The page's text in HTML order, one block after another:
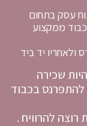
עסק בתחום
ממקצוע
ולאחריו יד ביד
שכירה
בכבוד
להרוויח .